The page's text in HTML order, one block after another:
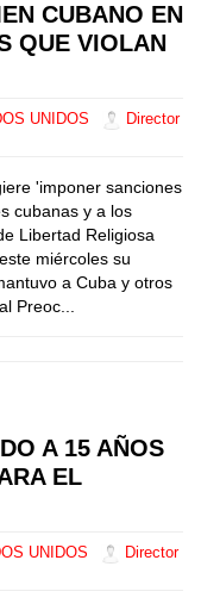
CUBANO EN
QUE VIOLAN
UNIDOS
Director
'imponer sanciones
cubanas y a los
Libertad Religiosa
miércoles su
a Cuba y otros
Preoc...
A 15 AÑOS
EL
UNIDOS
Director